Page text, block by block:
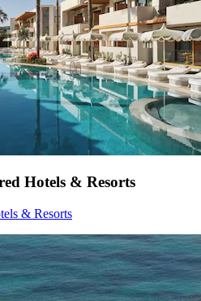
Hotels & Resorts
& Resorts